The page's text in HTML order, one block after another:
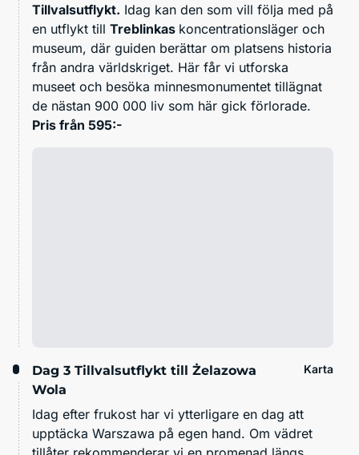
Tillvalsutflykt. Idag kan den som vill följa med på
en utflykt till Treblinkas koncentrationsläger och
museum, där guiden berättar om platsens historia
från andra världskriget. Här får vi utforska
museet och besöka minnesmonumentet tillägnat
de nästan 900 000 liv som här gick förlorade.
Pris från 595:-
Dag 3 Tillvalsutflykt till Żelazowa
Wola
Karta
Idag efter frukost har vi ytterligare en dag att
upptäcka Warszawa på egen hand. Om vädret